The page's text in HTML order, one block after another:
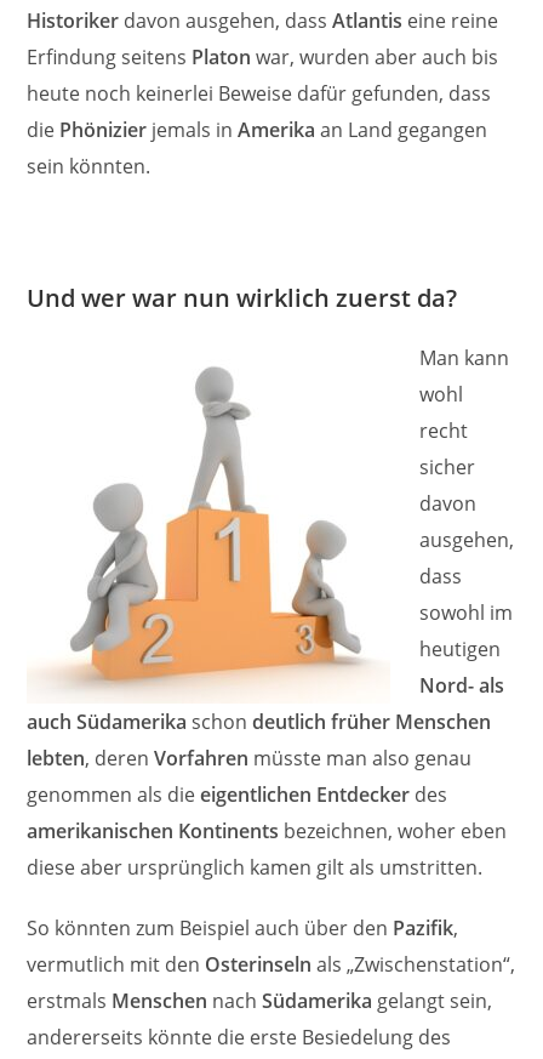
Historiker davon ausgehen, dassAtlantis eine reine
Erfindung seitens Platon war, wurden aber auch bis
heute noch keinerlei Beweise dafür gefunden, dass
die Phönizier jemals inAmerika an Land gegangen
sein könnten.
Und wer war nun wirklich zuerst da?
Man kann
wohl
recht
sicher
davon
ausgehen,
dass
sowohl im
heutigen
Nord- als
auch Südamerika schondeutlich früher Menschen
lebten, derenVorfahren müsste man also genau
genommen als dieeigentlichen Entdecker des
amerikanischen Kontinents bezeichnen, woher eben
diese aber ursprünglich kamen gilt als umstritten.
So könnten zum Beispiel auch über den Pazifik,
vermutlich mit den Osterinseln als „Zwischenstation“,
erstmals Menschen nachSüdamerika gelangt sein,
andererseits könnte die erste Besiedelung des